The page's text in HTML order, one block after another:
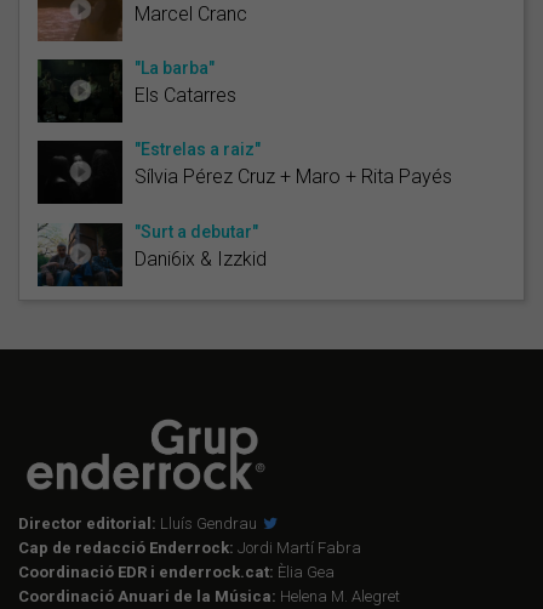
Marcel Cranc
"La barba"
Els Catarres
"Estrelas a raiz"
Sílvia Pérez Cruz + Maro + Rita Payés
"Surt a debutar"
Dani6ix & Izzkid
Director editorial: Lluís Gendrau
Cap de redacció Enderrock: Jordi Martí Fabra
Coordinació EDR i enderrock.cat: Èlia Gea
Coordinació Anuari de la Música: Helena M. Alegret